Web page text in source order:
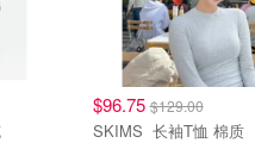
$96.75$129.00
SKIMS 长袖T恤 棉质